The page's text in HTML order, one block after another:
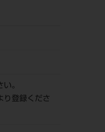
い。
り登録くださ